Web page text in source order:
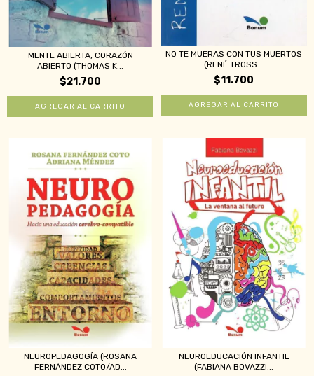
MENTE ABIERTA, CORAZÓN
ABIERTO (THOMAS K...
$21.700
NO TE MUERAS CON TUS MUERTOS
(RENÉ TROSS...
$11.700
NEUROPEDAGOGÍA (ROSANA
FERNÁNDEZ COTO/AD...
NEUROEDUCACIÓN INFANTIL
(FABIANA BOVAZZI...